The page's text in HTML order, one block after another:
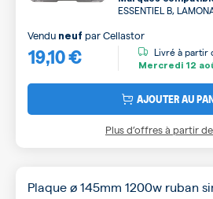
ESSENTIEL B,
19,10 €
Vendu neuf parCellastor
Livré à partir
Mercredi 12
AJOUTER AU
Plus d’offres à partir de
Plaque ø 145mm 1200w ruban